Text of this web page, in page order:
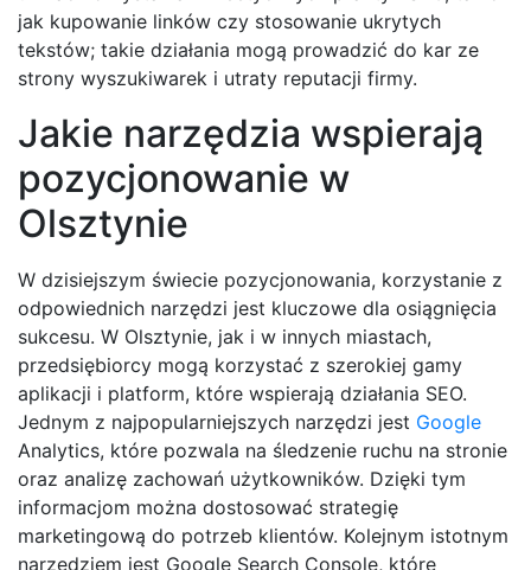
jak kupowanie linków czy stosowanie ukrytych
tekstów; takie działania mogą prowadzić do kar ze
strony wyszukiwarek i utraty reputacji firmy.
Jakie narzędzia wspierają
pozycjonowanie w
Olsztynie
W dzisiejszym świecie pozycjonowania, korzystanie z
odpowiednich narzędzi jest kluczowe dla osiągnięcia
sukcesu. W Olsztynie, jak i w innych miastach,
przedsiębiorcy mogą korzystać z szerokiej gamy
aplikacji i platform, które wspierają działania SEO.
Jednym z najpopularniejszych narzędzi jest Google
Analytics, które pozwala na śledzenie ruchu na stronie
oraz analizę zachowań użytkowników. Dzięki tym
informacjom można dostosować strategię
marketingową do potrzeb klientów. Kolejnym istotnym
narzędziem jest Google Search Console, które